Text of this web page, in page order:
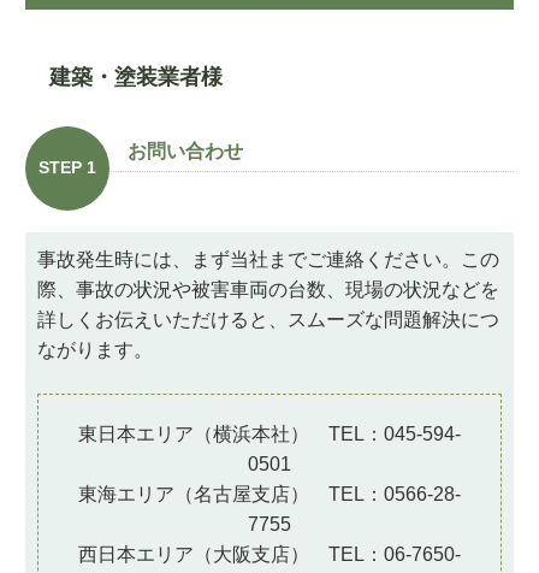
建築・塗装業者様
STEP 1
お問い合わせ
事故発生時には、まず当社までご連絡ください。この
際、事故の状況や被害車両の台数、現場の状況などを
詳しくお伝えいただけると、スムーズな問題解決につ
ながります。
東日本エリア（横浜本社） TEL：045-594-
0501
東海エリア（名古屋支店） TEL：0566-28-
7755
西日本エリア（大阪支店） TEL：06-7650-